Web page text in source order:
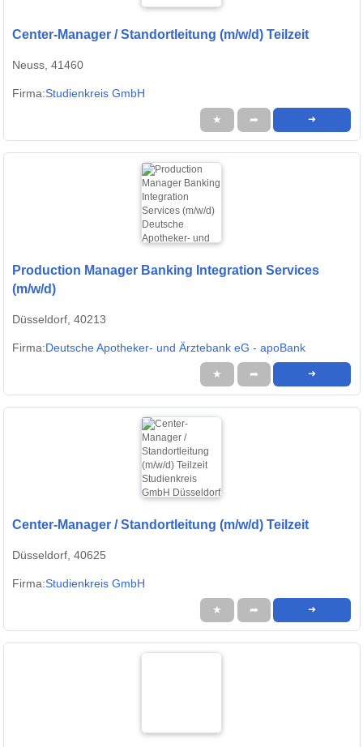
Center-Manager / Standortleitung (m/w/d) Teilzeit
Neuss, 41460
Firma:Studienkreis GmbH
★ ➦ ➜
Production Manager Banking Integration Services
(m/w/d)
Düsseldorf, 40213
Firma:Deutsche Apotheker- und Ärztebank eG - apoBank
★ ➦ ➜
Center-Manager / Standortleitung (m/w/d) Teilzeit
Düsseldorf, 40625
Firma:Studienkreis GmbH
★ ➦ ➜